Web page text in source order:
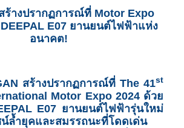
ร้างปรากฏการณ์ที่ Motor Expo
E07 ยานยนต์ไฟฟ้าแห่ง
อนาคต!
สร้างปรากฏการณ์ที่ The 41st
Motor Expo 2024 ด้วย
E07 ยานยนต์ไฟฟ้ารุ่นใหม่
ล้ำยุคและสมรรถนะที่โดดเด่น